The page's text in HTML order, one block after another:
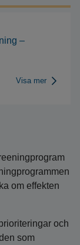
–
Visa mer
om effekten
och
som